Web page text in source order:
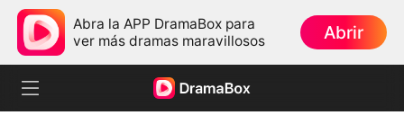
Abra la APP DramaBox para
ver más dramas maravillosos
Abrir